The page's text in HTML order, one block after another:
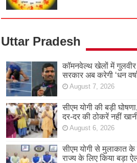
Uttar Pradesh
कॉमनवेल्थ खेलों में गुलवीर
सरकार अब करेगी ‘धन
August 7, 2026
सीएम योगी की बड़ी
दर-दर की ठोकरें नहीं
August 6, 2026
सीएम योगी से मुलाकात के
राज्य के लिए किया बड़ा